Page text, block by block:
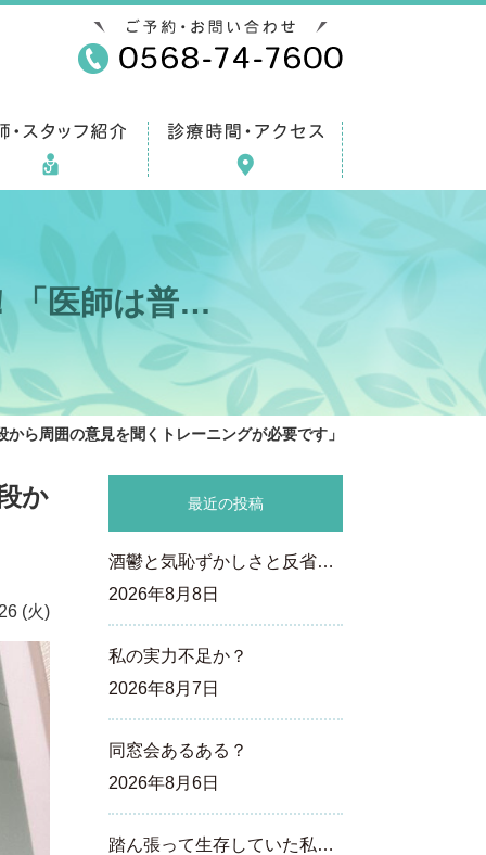
「医師は普…
ら周囲の意見を聞くトレーニングが必要です」
か
(火)
最近の投稿
酒鬱と気恥ずかしさと反省…
2026年8月8日
私の実力不足か？
2026年8月7日
同窓会あるある？
2026年8月6日
踏ん張って生存していた私…